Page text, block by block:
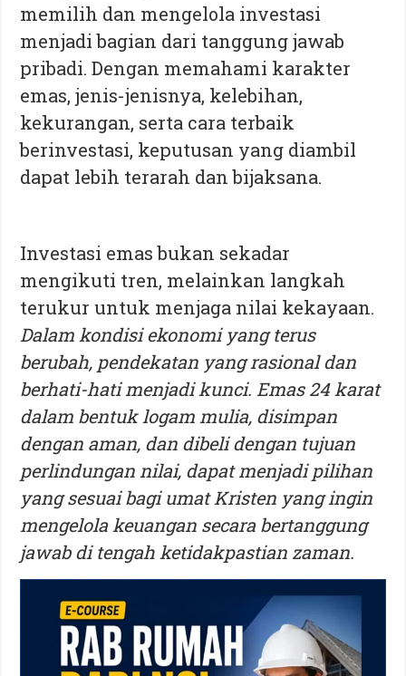
memilih dan mengelola investasi
menjadi bagian dari tanggung jawab
pribadi. Dengan memahami karakter
emas, jenis-jenisnya, kelebihan,
kekurangan, serta cara terbaik
berinvestasi, keputusan yang diambil
dapat lebih terarah dan bijaksana.
Investasi emas bukan sekadar
mengikuti tren, melainkan langkah
terukur untuk menjaga nilai kekayaan.
Dalam kondisi ekonomi yang terus
berubah, pendekatan yang rasional dan
berhati-hati menjadi kunci. Emas 24 karat
dalam bentuk logam mulia, disimpan
dengan aman, dan dibeli dengan tujuan
perlindungan nilai, dapat menjadi pilihan
yang sesuai bagi umat Kristen yang ingin
mengelola keuangan secara bertanggung
jawab di tengah ketidakpastian zaman.